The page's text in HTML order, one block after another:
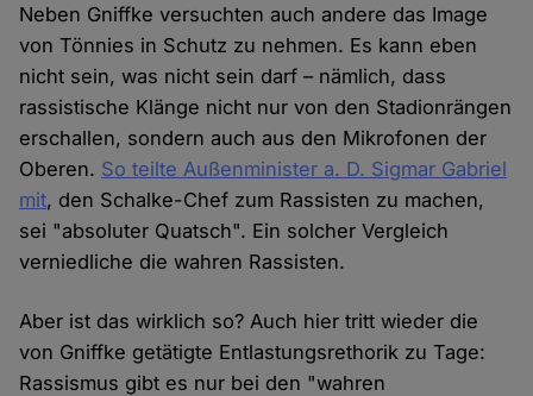
Neben Gniffke versuchten auch andere das Image
von Tönnies in Schutz zu nehmen. Es kann eben
nicht sein, was nicht sein darf – nämlich, dass
rassistische Klänge nicht nur von den Stadionrängen
erschallen, sondern auch aus den Mikrofonen der
Oberen. So teilte Außenminister a. D. Sigmar Gabriel
mit, den Schalke-Chef zum Rassisten zu machen,
sei "absoluter Quatsch". Ein solcher Vergleich
verniedliche die wahren Rassisten.
Aber ist das wirklich so? Auch hier tritt wieder die
von Gniffke getätigte Entlastungsrethorik zu Tage:
Rassismus gibt es nur bei den "wahren